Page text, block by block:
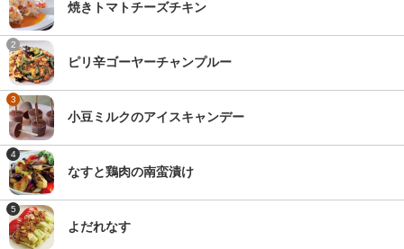
焼きトマトチーズチキン
2
ピリ辛ゴーヤーチャンプルー
3
小豆ミルクのアイスキャンデー
4
なすと鶏肉の南蛮漬け
5
よだれなす